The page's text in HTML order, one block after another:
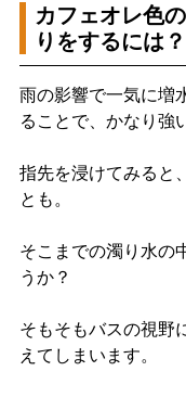
カフェオレ色
りをするには？
雨の影響で一気に増
ることで、かなり強
指先を浸けてみると
とも。
そこまでの濁り水の
うか？
そもそもバスの視野
えてしまいます。